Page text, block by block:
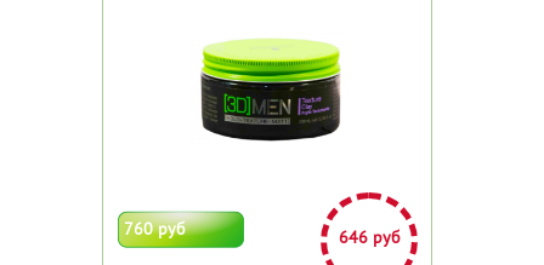
760 руб 646 руб